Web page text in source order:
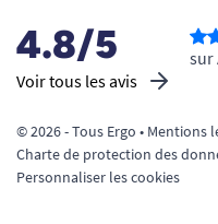
4.8/5
Voir tous les avis
sur
© 2026 - Tous Ergo • Mentions
Charte de protection des
Personnaliser les cookies